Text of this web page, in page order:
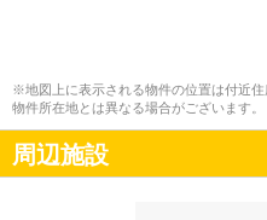
※地図上に表示される物件の位置は付近
物件所在地とは異なる場合がございます。
周辺施設